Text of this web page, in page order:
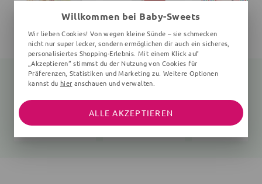
Bettwäsche Bing
2 Teile, 135x100 cm, 60x40 cm, bunt, Onesize Kinder
Schlafanzug Bing
2 Teile, Streifen
Willkommen bei Baby-Sweets
Wir lieben Cookies! Von wegen kleine Sünde – sie schmecken
nicht nur super lecker, sondern ermöglichen dir auch ein sicheres,
personalisiertes Shopping-Erlebnis. Mit einem Klick auf
„Akzeptieren“ stimmst du der Nutzung von Cookies für
Präferenzen, Statistiken und Marketing zu. Weitere Optionen
kannst du hier anschauen und verwalten.
ALLE AKZEPTIEREN